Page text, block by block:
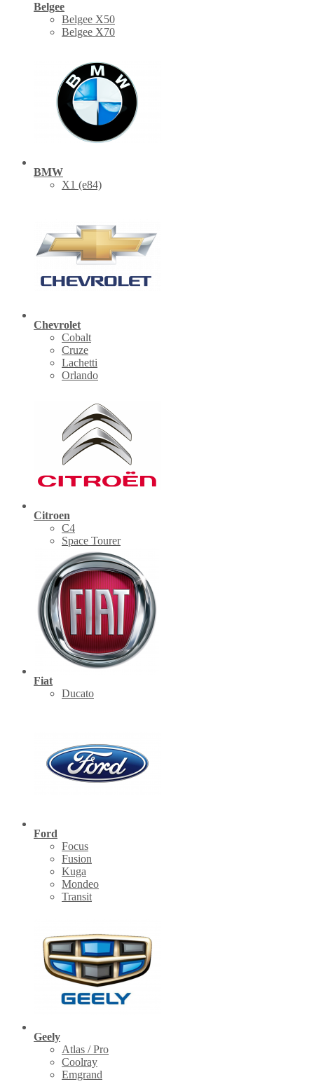
Belgee
Belgee X50
Belgee X70
BMW
X1 (е84)
Chevrolet
Cobalt
Cruze
Lachetti
Orlando
Citroen
C4
Space Tourer
Fiat
Ducato
Ford
Focus
Fusion
Kuga
Mondeo
Transit
Geely
Atlas / Pro
Coolray
Emgrand